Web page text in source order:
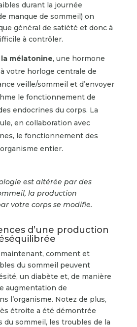
durant la journée
manque de sommeil) on
général de satiété et donc à
à contrôler.
mélatonine, une hormone
votre horloge centrale de
veille/sommeil et d’envoyer
le fonctionnement de
endocrines du corps. La
en collaboration avec
le fonctionnement des
entier.
est altérée par des
la production
votre corps se modifie.
d’une production
comment et
du sommeil peuvent
un diabète et, de manière
augmentation de
l’organisme. Notez de plus,
étroite a été démontrée
sommeil, les troubles de la